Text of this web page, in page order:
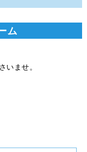
ム
いませ。